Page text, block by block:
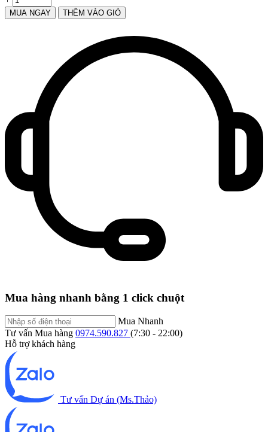
MUA NGAY THÊM VÀO GIỎ
Mua hàng nhanh bằng 1 click chuột
Mua Nhanh
Tư vấn Mua hàng 0974.590.827 (7:30 - 22:00)
Hỗ trợ khách hàng
Tư vấn Dự án (Ms.Thảo)